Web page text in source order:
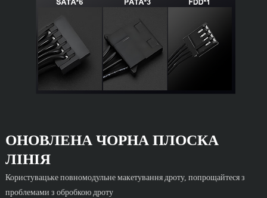
ОНОВЛЕНА ​​ЧОРНА ПЛОСКА
ЛІНІЯ
Користувацьке повномодульне макетування дроту, попрощайтеся з
проблемами з обробкою дроту